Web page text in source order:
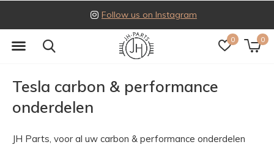
0 0
Follow us on Instagram
Tesla carbon & performance
onderdelen
JH Parts, voor al uw carbon & performance onderdelen